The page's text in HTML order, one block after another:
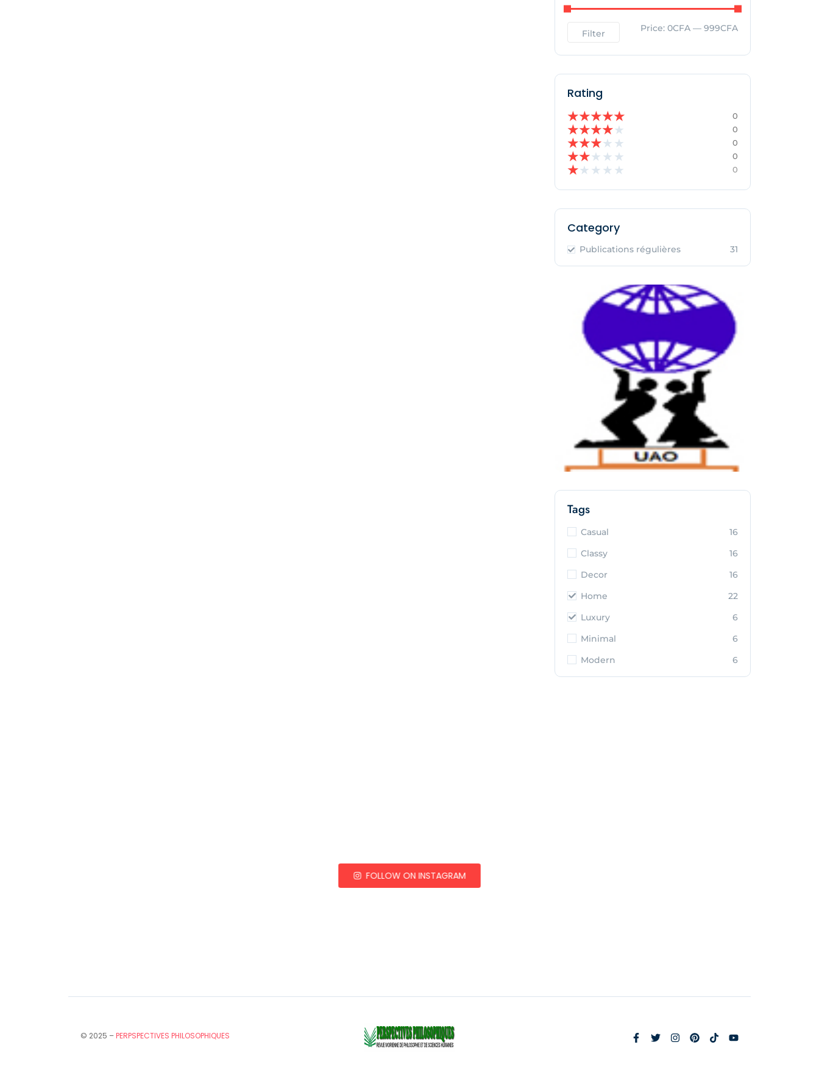
Filter Price: 0CFA — 999CFA
Rating
★★★★★ 0
★★★★★ 0
★★★★ ★ 0
★★★ ★ ★ 0
★★ ★ ★ ★ 0
Category
Publications régulières 31
Tags
Casual
16
Classy
16
Decor
16
Home
22
Luxury
6
Minimal
6
Modern
6
FOLLOW ON INSTAGRAM
© 2025 –PERPSPECTIVES PHILOSOPHIQUES